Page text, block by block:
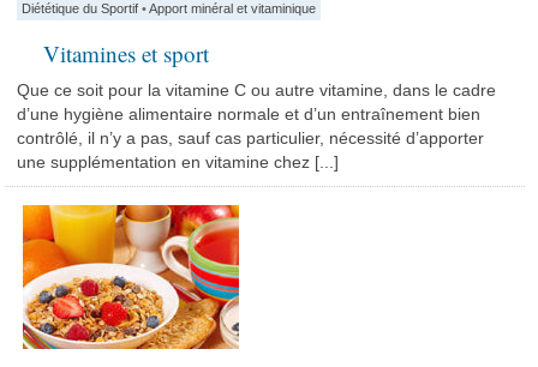
Diététique du Sportif •Apport minéral et vitaminique
Vitamines et sport
Que ce soit pour la vitamine C ou autre vitamine, dans le cadre
d’une hygiène alimentaire normale et d’un entraînement bien
contrôlé, il n’y a pas, sauf cas particulier, nécessité d’apporter
une supplémentation en vitamine chez [...]